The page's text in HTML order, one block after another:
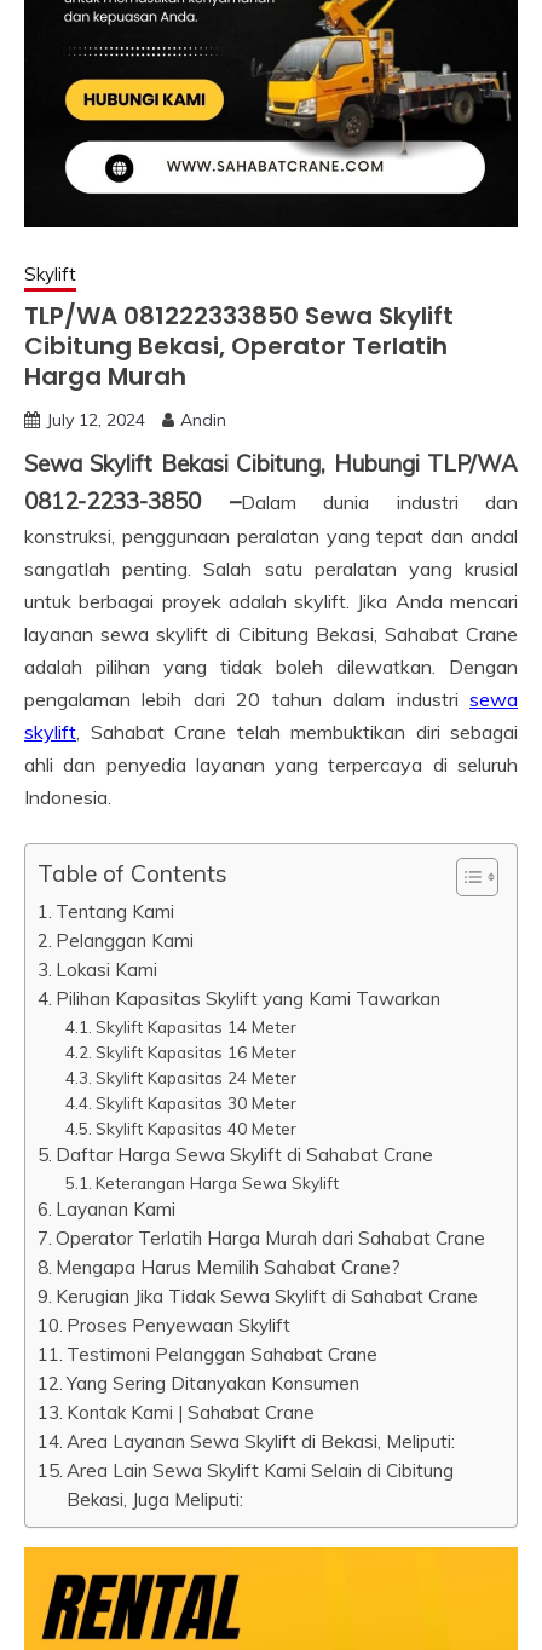
Skylift
TLP/WA 081222333850 Sewa Skylift
Cibitung Bekasi, Operator Terlatih
Harga Murah
July 12, 2024 Andin
Sewa Skylift Bekasi Cibitung, Hubungi TLP/WA
0812-2233-3850 –Dalam dunia industri dan
konstruksi, penggunaan peralatan yang tepat dan andal
sangatlah penting. Salah satu peralatan yang krusial
untuk berbagai proyek adalah skylift. Jika Anda mencari
layanan sewa skylift di Cibitung Bekasi, Sahabat Crane
adalah pilihan yang tidak boleh dilewatkan. Dengan
pengalaman lebih dari 20 tahun dalam industri sewa
skylift, Sahabat Crane telah membuktikan diri sebagai
ahli dan penyedia layanan yang terpercaya di seluruh
Indonesia.
Table of Contents
Tentang Kami
Pelanggan Kami
Lokasi Kami
Pilihan Kapasitas Skylift yang Kami Tawarkan
Skylift Kapasitas 14 Meter
Skylift Kapasitas 16 Meter
Skylift Kapasitas 24 Meter
Skylift Kapasitas 30 Meter
Skylift Kapasitas 40 Meter
Daftar Harga Sewa Skylift di Sahabat Crane
Keterangan Harga Sewa Skylift
Layanan Kami
Operator Terlatih Harga Murah dari Sahabat Crane
Mengapa Harus Memilih Sahabat Crane?
Kerugian Jika Tidak Sewa Skylift di Sahabat Crane
Proses Penyewaan Skylift
Testimoni Pelanggan Sahabat Crane
Yang Sering Ditanyakan Konsumen
Kontak Kami | Sahabat Crane
Area Layanan Sewa Skylift di Bekasi, Meliputi:
Area Lain Sewa Skylift Kami Selain di Cibitung
Bekasi, Juga Meliputi: